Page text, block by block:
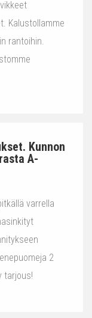
Kalustollamme
rantoihin.
Kunnon
A-
varrella
2
tarjous!